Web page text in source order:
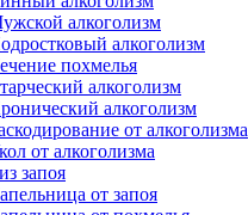
алкоголизм
алкоголизм
похмелья
алкоголизм
алкоголизм
от алкоголизма
от алкоголизма
запоя
от запоя